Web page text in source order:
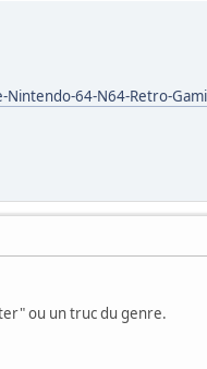
64-N64-Retro-
ou un truc du genre.